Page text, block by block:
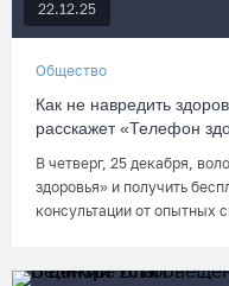
22.12.25
Общество
Как не навредить
расскажет «Телефон
В четверг, 25 декабря,
здоровья» и получить
консультации от опытных